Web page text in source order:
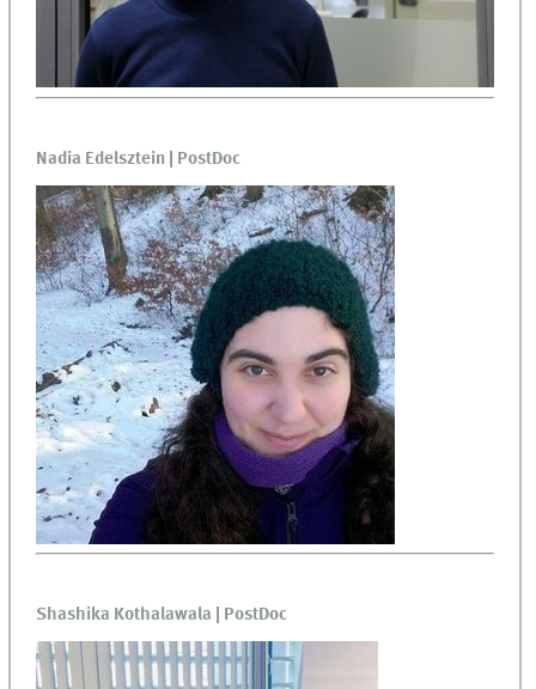
Nadia Edelsztein | PostDoc
Shashika Kothalawala | PostDoc